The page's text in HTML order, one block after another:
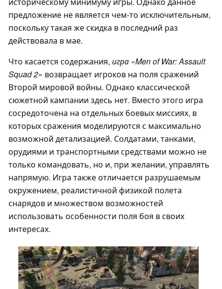
предложение не является чем-то исключительным,
поскольку такая же скидка в последний раз
действовала в мае.
Что касается содержания, игра «Men of War: Assault
Squad 2» возвращает игроков на поля сражений
Второй мировой войны. Однако классической
сюжетной кампании здесь нет. Вместо этого игра
сосредоточена на отдельных боевых миссиях, в
которых сражения моделируются с максимально
возможной детализацией. Солдатами, танками,
орудиями и транспортными средствами можно не
только командовать, но и, при желании, управлять
напрямую. Игра также отличается разрушаемым
окружением, реалистичной физикой полета
снарядов и множеством возможностей
использовать особенности поля боя в своих
интересах.